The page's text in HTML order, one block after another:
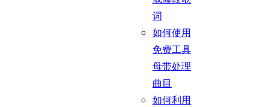
词
如何使用
免费工具
母带处理
曲目
如何利用